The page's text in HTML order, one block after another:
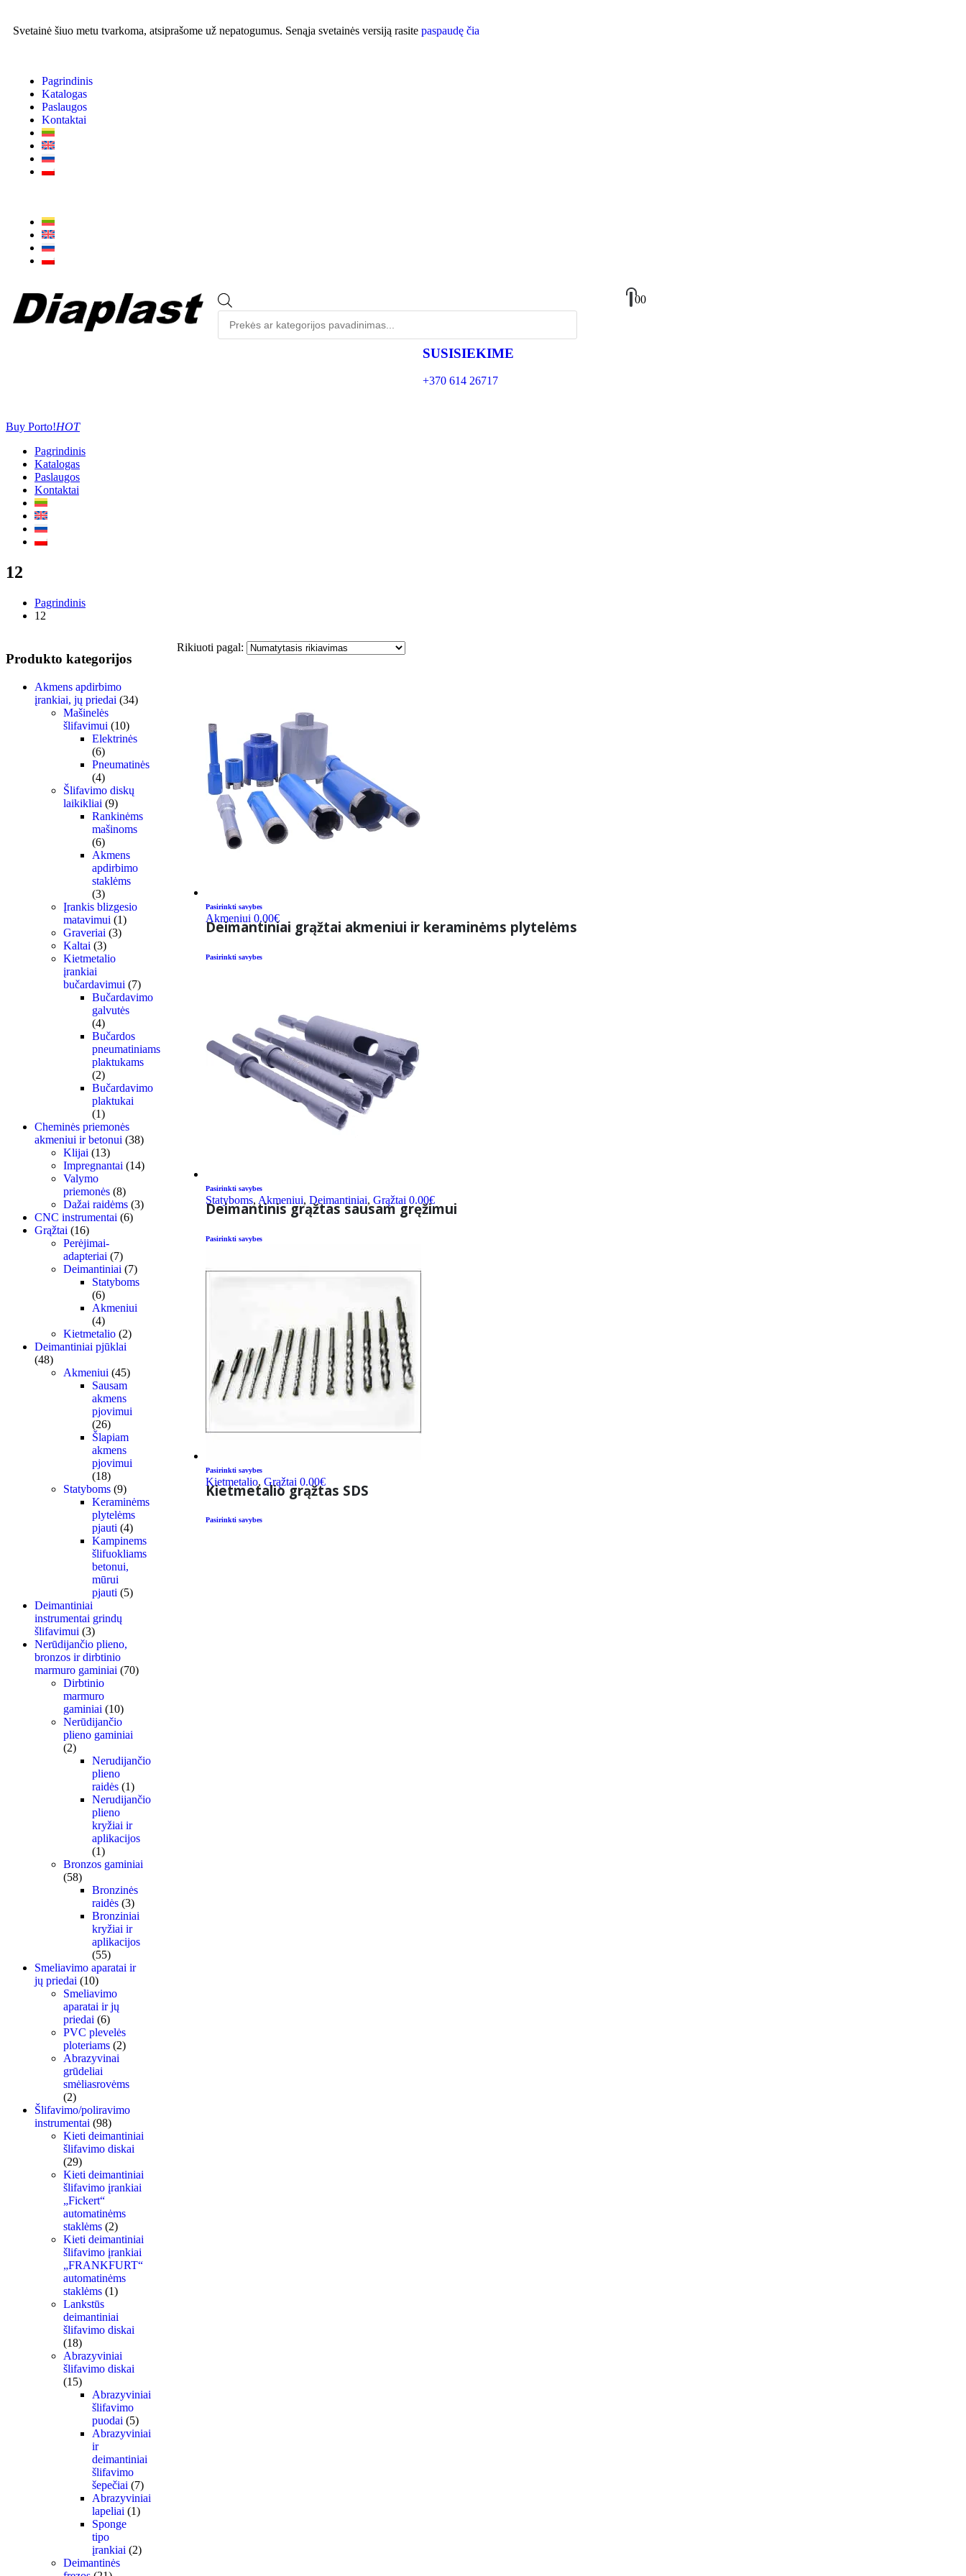
Svetainė šiuo metu tvarkoma, atsiprašome už nepatogumus. Senąja svetainės versiją rasite paspaudę čia
Pagrindinis
Katalogas
Paslaugos
Kontaktai
SUSISIEKIME
+370 614 26717
00
Buy Porto!HOT
Pagrindinis
Katalogas
Paslaugos
Kontaktai
12
Pagrindinis
12
Produkto kategorijos
Akmens apdirbimo
įrankiai, jų priedai (34)
Mašinelės
šlifavimui (10)
Elektrinės
(6)
Pneumatinės
(4)
Šlifavimo diskų
laikikliai (9)
Rankinėms
mašinoms
(6)
Akmens
apdirbimo
staklėms
(3)
Įrankis blizgesio
matavimui (1)
Graveriai (3)
Kaltai (3)
Kietmetalio
įrankiai
bučardavimui (7)
Bučardavimo
galvutės
(4)
Bučardos
pneumatiniams
plaktukams
(2)
Bučardavimo
plaktukai
(1)
Cheminės priemonės
akmeniui ir betonui (38)
Klijai (13)
Impregnantai (14)
Valymo
priemonės (8)
Dažai raidėms (3)
CNC instrumentai (6)
Grąžtai (16)
Perėjimai-
adapteriai (7)
Deimantiniai (7)
Statyboms
(6)
Akmeniui
(4)
Kietmetalio (2)
Deimantiniai pjūklai
(48)
Akmeniui (45)
Sausam
akmens
pjovimui
(26)
Šlapiam
akmens
pjovimui
(18)
Statyboms (9)
Keraminėms
plytelėms
pjauti (4)
Kampinems
šlifuokliams
betonui,
mūrui
pjauti (5)
Deimantiniai
instrumentai grindų
šlifavimui (3)
Nerūdijančio plieno,
bronzos ir dirbtinio
marmuro gaminiai (70)
Dirbtinio
marmuro
gaminiai (10)
Nerūdijančio
plieno gaminiai
(2)
Nerudijančio
plieno
raidės (1)
Nerudijančio
plieno
kryžiai ir
aplikacijos
(1)
Bronzos gaminiai
(58)
Bronzinės
raidės (3)
Bronziniai
kryžiai ir
aplikacijos
(55)
Smeliavimo aparatai ir
jų priedai (10)
Smeliavimo
aparatai ir jų
priedai (6)
PVC plevelės
ploteriams (2)
Abrazyvinai
grūdeliai
smėliasrovėms
(2)
Šlifavimo/poliravimo
instrumentai (98)
Kieti deimantiniai
šlifavimo diskai
(29)
Kieti deimantiniai
šlifavimo įrankiai
„Fickert“
automatinėms
staklėms (2)
Kieti deimantiniai
šlifavimo įrankiai
„FRANKFURT“
automatinėms
staklėms (1)
Lankstūs
deimantiniai
šlifavimo diskai
(18)
Abrazyviniai
šlifavimo diskai
(15)
Abrazyviniai
šlifavimo
puodai (5)
Abrazyviniai
ir
deimantiniai
šlifavimo
šepečiai (7)
Abrazyviniai
lapeliai (1)
Sponge
tipo
įrankiai (2)
Deimantinės
Rikiuoti pagal:
Pasirinkti savybes
Akmeniui 0.00€
Deimantiniai grąžtai akmeniui ir keraminėms plytelėms
Pasirinkti savybes
Pasirinkti savybes
Statyboms, Akmeniui, Deimantiniai, Grąžtai 0.00€
Deimantinis grąžtas sausam gręžimui
Pasirinkti savybes
Pasirinkti savybes
Kietmetalio, Grąžtai 0.00€
Kietmetalio grąžtas SDS
Pasirinkti savybes